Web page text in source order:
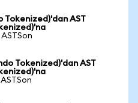
Tokenized)'dan AST
Tokenized)'dan AST